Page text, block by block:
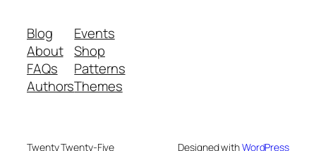
Blog
About
FAQs
Authors
Events
Shop
Patterns
Themes
Twenty Twenty-Five Designed withWordPress